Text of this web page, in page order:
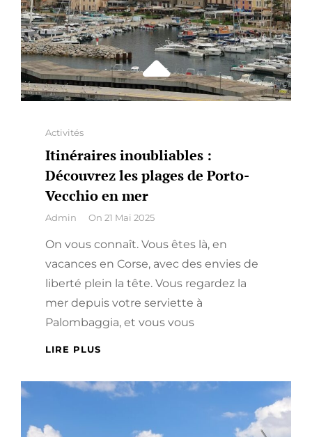
FOIS
Categories
Activités
Itinéraires inoubliables :
Découvrez les plages de Porto-
Vecchio en mer
By
Admin On 21 Mai 2025
On vous connaît. Vous êtes là, en
vacances en Corse, avec des envies de
liberté plein la tête. Vous regardez la
mer depuis votre serviette à
Palombaggia, et vous vous
LIRE PLUS
DÉCOUVREZ